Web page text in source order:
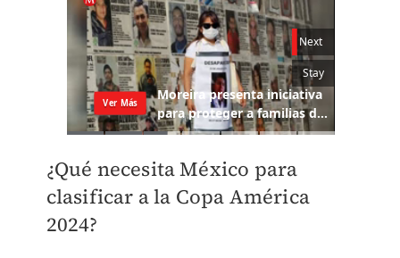
¿Qué necesita México para
clasificar a la Copa América
2024?